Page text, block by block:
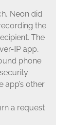
Neon did
the
The
IP app,
phone
app’s other
a request